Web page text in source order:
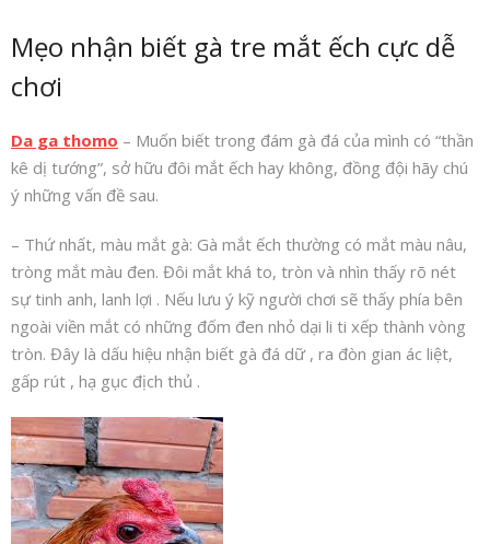
Mẹo nhận biết gà tre mắt ếch cực dễ
chơi
Da ga thomo – Muốn biết trong đám gà đá của mình có “thần
kê dị tướng”, sở hữu đôi mắt ếch hay không, đồng đội hãy chú
ý những vấn đề sau.
– Thứ nhất, màu mắt gà: Gà mắt ếch thường có mắt màu nâu,
tròng mắt màu đen. Đôi mắt khá to, tròn và nhìn thấy rõ nét
sự tinh anh, lanh lợi . Nếu lưu ý kỹ người chơi sẽ thấy phía bên
ngoài viền mắt có những đốm đen nhỏ dại li ti xếp thành vòng
tròn. Đây là dấu hiệu nhận biết gà đá dữ , ra đòn gian ác liệt,
gấp rút , hạ gục địch thủ .